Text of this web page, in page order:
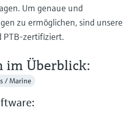
Um genaue und
zu ermöglichen, sind unsere
PTB-zertifiziert.
im Überblick:
/ Marine